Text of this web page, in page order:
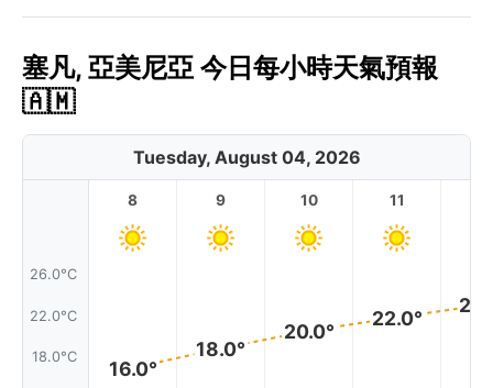
塞凡, 亞美尼亞 今日每小時天氣預報
🇦🇲
Tuesday, August 04, 2026
26.0°C
22.0°C
18.0°C
8
16.0°
9
18.0°
10
20.0°
11
22.0°